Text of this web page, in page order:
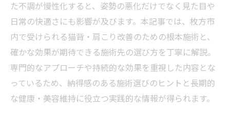
た不調が慢性化すると、姿勢の悪化だけでなく見た目や
日常の快適さにも影響が及びます。本記事では、枚方市
内で受けられる猫背・肩こり改善のための根本施術と、
確かな効果が期待できる施術先の選び方を丁寧に解説。
専門的なアプローチや持続的な効果を重視した内容とな
っているため、納得感のある施術選びのヒントと長期的
な健康・美容維持に役立つ実践的な情報が得られます。